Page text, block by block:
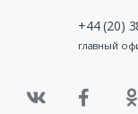
+44 (20)
главный